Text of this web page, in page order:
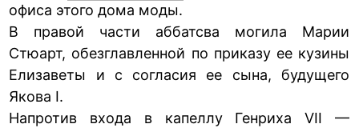
офиса этого дома моды.
В правой части аббатсва могила Марии
Стюарт, обезглавленной по приказу ее кузины
Елизаветы и с согласия ее сына, будущего
Якова I.
Напротив входа в капеллу Генриха VII —